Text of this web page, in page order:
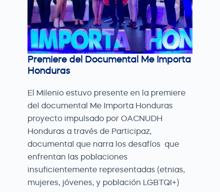
Premiere del Documental Me Importa
Honduras
El Milenio estuvo presente en la premiere
del documental Me Importa Honduras
proyecto impulsado por OACNUDH
Honduras a través de Participaz,
documental que narra los desafíos que
enfrentan las poblaciones
insuficientemente representadas (etnias,
mujeres, jóvenes, y población LGBTQI+)